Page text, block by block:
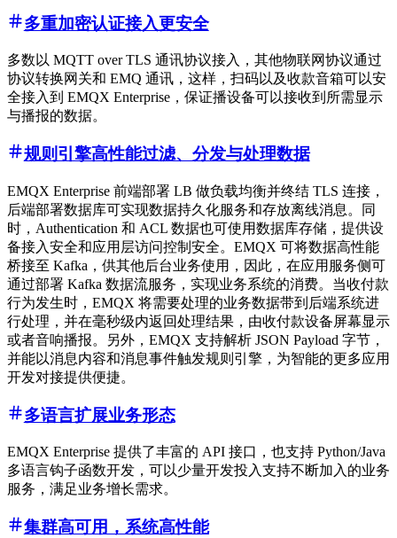
多重加密认证接入更安全
多数以 MQTT over TLS 通讯协议接入，其他物联网协议通过
协议转换网关和 EMQ 通讯，这样，扫码以及收款音箱可以安
全接入到 EMQX Enterprise，保证播设备可以接收到所需显示
与播报的数据。
规则引擎高性能过滤、分发与处理数据
EMQX Enterprise 前端部署 LB 做负载均衡并终结 TLS 连接，
后端部署数据库可实现数据持久化服务和存放离线消息。同
时，Authentication 和 ACL 数据也可使用数据库存储，提供设
备接入安全和应用层访问控制安全。EMQX 可将数据高性能
桥接至 Kafka，供其他后台业务使用，因此，在应用服务侧可
通过部署 Kafka 数据流服务，实现业务系统的消费。当收付款
行为发生时，EMQX 将需要处理的业务数据带到后端系统进
行处理，并在毫秒级内返回处理结果，由收付款设备屏幕显示
或者音响播报。另外，EMQX 支持解析 JSON Payload 字节，
并能以消息内容和消息事件触发规则引擎，为智能的更多应用
开发对接提供便捷。
多语言扩展业务形态
EMQX Enterprise 提供了丰富的 API 接口，也支持 Python/Java
多语言钩子函数开发，可以少量开发投入支持不断加入的业务
服务，满足业务增长需求。
集群高可用，系统高性能